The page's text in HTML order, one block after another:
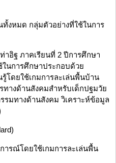
ทั้งหมด กลุ่มตัวอย่างที่ใช้ในการ
าอิฐ ภาคเรียนที่ 2 ปีการศึกษา
ในการศึกษาประกอบด้วย
โดยใช้เกมการละเล่นพื้นบ้าน
ทางด้านสังคมสำหรับเด็กปฐมวัย
มทางด้านสังคม วิเคราะห์ข้อมูล
ารณ์โดยใช้เกมการละเล่นพื้น